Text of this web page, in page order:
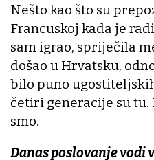
Nešto kao što su
Francuskoj kada je
sam igrao, spriječila
došao u Hrvatsku,
bilo puno
četiri generacije su
smo.
Danas poslovanje vodi